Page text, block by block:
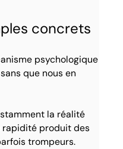
concrets
psychologique
que nous en
la réalité
produit des
trompeurs.